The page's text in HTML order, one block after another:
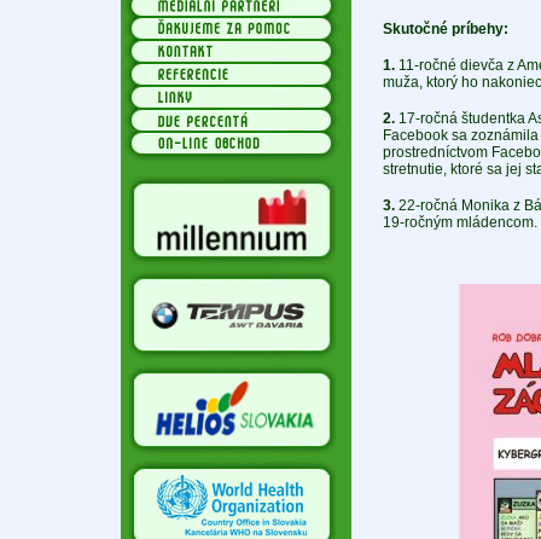
Skutočné príbehy:
1. 11-ročné dievča z
muža, ktorý ho
2.17-ročná študentka
Facebook sa
prostredníctvom
stretnutie, ktoré sa jej
3.22-ročná Monika z
19-ročným